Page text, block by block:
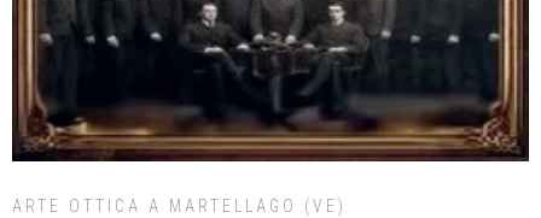
ARTE OTTICA A MARTELLAGO (VE)